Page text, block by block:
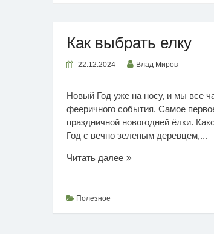
Как выбрать елку
22.12.2024 Влад Миров
Новый Год уже на носу, и мы все
фееричного события. Самое
праздничной новогодней ёлки.
Год с вечно зеленым деревцем,...
Читать далееКак
Полезное